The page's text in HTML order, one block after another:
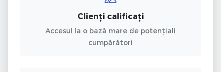
Clienți calificați
Accesul la o bază mare de potențiali
cumpărători